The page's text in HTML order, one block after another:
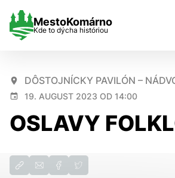
MestoKomárno
Kde to dýcha históriou
DÔSTOJNÍCKY PAVILÓN –
19. AUGUST 2023 OD 14:00
OSLAVY
Nastavenie cookies
Cookies sú malé súbory, do ktorých
zapamätoval Vaše prihlásenie alebo aby
voľba v tomto okne.